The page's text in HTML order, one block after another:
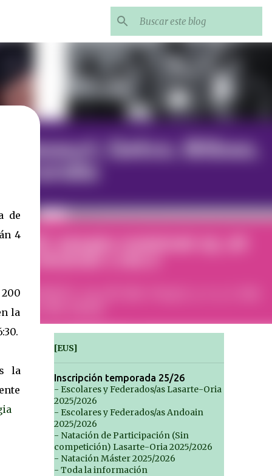
de
4
la
la
[EUS]
Inscripción temporada 25/26
- Escolares y Federados/as Lasarte-Oria
2025/2026
- Escolares y Federados/as Andoain
2025/2026
- Natación de Participación (Sin
competición) Lasarte-Oria 2025/2026
- Natación Máster 2025/2026
- Toda la información